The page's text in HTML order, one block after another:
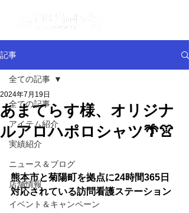
記事
全ての記事
アイテム紹介
実績紹介
ニュース＆ブログ
店舗情報
イベント＆キャンペーン
全ての記事
あまてらす様、オリジナ
ルアロハポロシャツ🌴👚
2024年7月19日
熊本市と菊陽町を拠点に24時間365日
対応されている訪問看護ステーション